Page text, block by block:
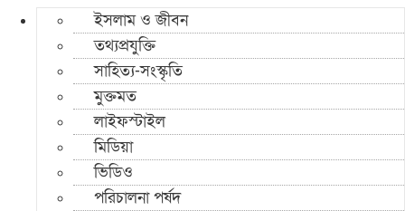
ইসলাম ও জীবন
তথ্যপ্রযুক্তি
সাহিত্য-সংস্কৃতি
মুক্তমত
লাইফস্টাইল
মিডিয়া
ভিডিও
পরিচালনা পর্ষদ